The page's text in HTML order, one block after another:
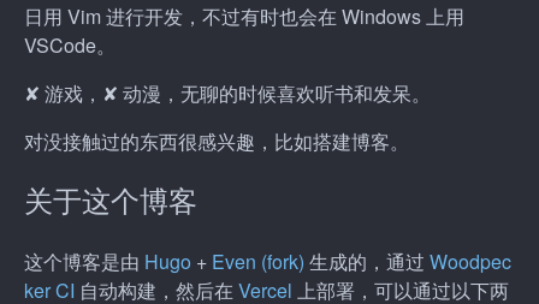
日用 Vim 进行开发，不过有时也会在 Windows 上用
VSCode。
✘ 游戏，✘ 动漫，无聊的时候喜欢听书和发呆。
对没接触过的东西很感兴趣，比如搭建博客。
关于这个博客
这个博客是由 Hugo + Even (fork) 生成的，通过 Woodpec
ker CI 自动构建，然后在 Vercel 上部署，可以通过以下两